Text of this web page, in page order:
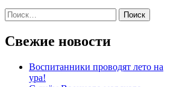
Найти:
Свежие новости
Воспитанники проводят лето на
ура!